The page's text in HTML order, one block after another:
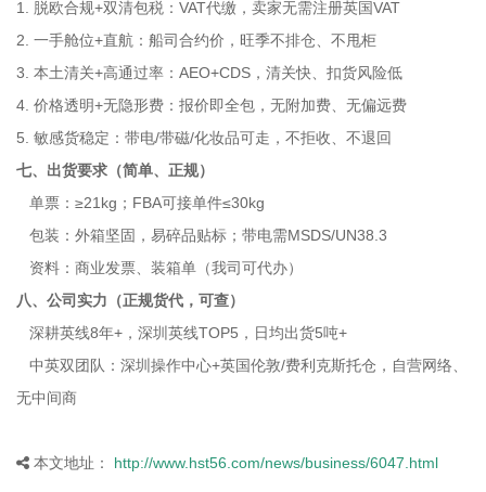
1. 脱欧合规+双清包税：VAT代缴，卖家无需注册英国VAT
2. 一手舱位+直航：船司合约价，旺季不排仓、不甩柜
3. 本土清关+高通过率：AEO+CDS，清关快、扣货风险低
4. 价格透明+无隐形费：报价即全包，无附加费、无偏远费
5. 敏感货稳定：带电/带磁/化妆品可走，不拒收、不退回
七、出货要求（简单、正规）
单票：≥21kg；FBA可接单件≤30kg
包装：外箱坚固，易碎品贴标；带电需MSDS/UN38.3
资料：商业发票、装箱单（我司可代办）
八、公司实力（正规货代，可查）
深耕英线8年+，深圳英线TOP5，日均出货5吨+
中英双团队：深圳操作中心+英国伦敦/费利克斯托仓，自营网络、
无中间商
本文地址： http://www.hst56.com/news/business/6047.html